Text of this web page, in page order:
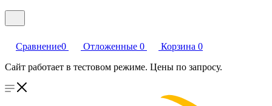
Сравнение0 Отложенные 0 Корзина 0
Сайт работает в тестовом режиме. Цены по запросу.